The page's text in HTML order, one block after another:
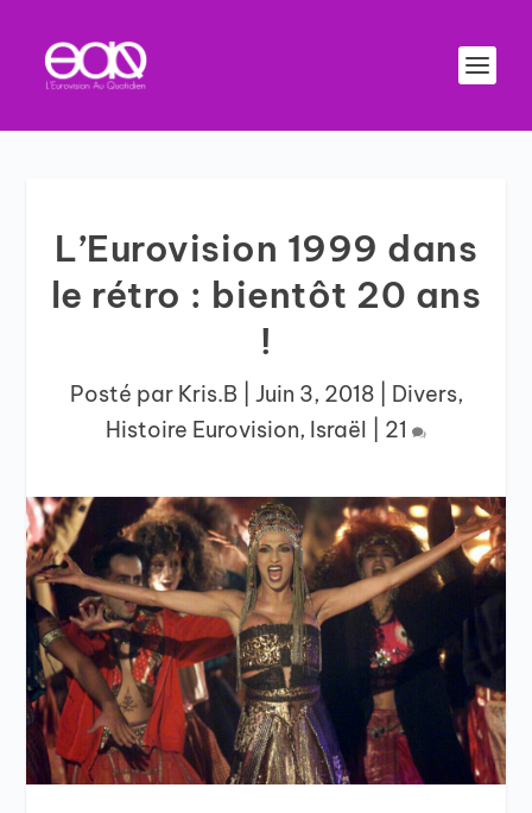
L’Eurovision 1999 dans
le rétro : bientôt 20 ans
!
Posté par Kris.B Juin 3, 2018| Divers,
Histoire Eurovision, Israël 21